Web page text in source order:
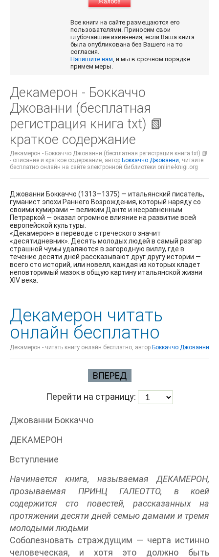
Жалоба
Все книги на сайте размещаются его
пользователями. Приносим свои
глубочайшие извинения, если Ваша книга
была опубликована без Вашего на то
согласия.
Напишите нам, и мы в срочном порядке
примем меры.
Декамерон - Боккаччо
Джованни (бесплатная
регистрация книга txt) 📗
краткое содержание
Декамерон - Боккаччо Джованни (бесплатная регистрация книга txt) 📗
- описание и краткое содержание, автор Боккаччо Джованни, читайте
бесплатно онлайн на сайте электронной библиотеки online-knigi.org
Джованни Боккаччо (1313—1375) — итальянский писатель,
гуманист эпохи Раннего Возрождения, который наряду со
своими кумирами — великим Данте и несравненным
Петраркой — оказал огромное влияние на развитие всей
европейской культуры.
«Декамерон» в переводе с греческого значит
«десятидневник». Десять молодых людей в самый разгар
страшной чумы удаляются в загородную виллу, где в
течение десяти дней рассказывают друг другу истории —
всего сто историй, или новелл, каждая из которых кладет
неповторимый мазок в общую картину итальянской жизни
XIV века.
Декамерон читать
онлайн бесплатно
Декамерон - читать книгу онлайн бесплатно, автор Боккаччо Джованни
ВПЕРЕД
Перейти на страницу:
Джованни Боккаччо
ДЕКАМЕРОН
Вступление
Начинается книга, называемая ДЕКАМЕРОН,
прозываемая ПРИНЦ ГАЛЕОТТО, в коей
содержится сто повестей, рассказанных на
протяжении десяти дней семью дамами и тремя
молодыми людьми
Соболезновать страждущим — черта истинно
человеческая, и хотя это должно быть